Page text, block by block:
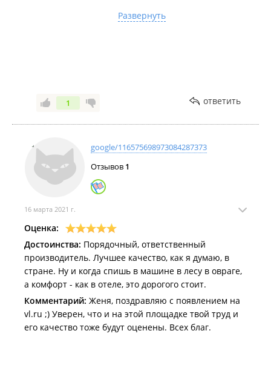
написано, что прямыми продажами
начади вносить свои изменения с момента
заказа и вам пошли навстречу, равно как и
ответили на все ваши вопросы, что тоже
В видео и на абсолютно всех фото, как на сайте
так и в ютубе виден конструктив боковых
элементов спальника, который не вызвал у вас
вопросов при заказе - именно такой констуктив и
вода мокрая вас тоже не предупреждали, ибо это
очевидно, когда вы покупаете воду, например.
После отправки вам спальника прямо в форме
заказа была предосталена инструкция по
установке изделия, которую вы благополучно
проигнорировали, как и многое из вам
написанного и сказанного. Прочитав
Развернуть
1 ответить
google/116575698973084287373
Отзывов 1
16 марта 2021 г.
Оценка:
Достоинства: Порядочный, ответственный
производитель. Лучшее качество, как я думаю, в
стране. Ну и когда спишь в машине в лесу в овраге,
а комфорт - как в отеле, это дорогого стоит.
Комментарий: Женя, поздравляю с появлением на
vl.ru ;) Уверен, что и на этой площадке твой труд и
его качество тоже будут оценены. Всех благ.